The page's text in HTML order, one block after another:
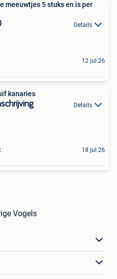
meeuwtjes 5 stuks en is per
Details
12 jul 26
kanaries
Details
18 jul 26
Vogels